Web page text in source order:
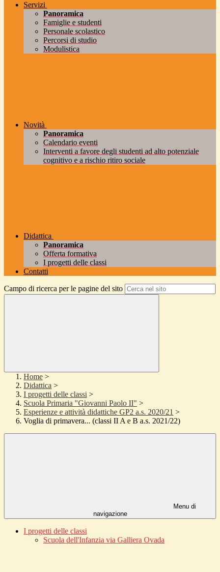
Servizi
Panoramica
Famiglie e studenti
Personale scolastico
Percorsi di studio
Modulistica
Novità
Panoramica
Calendario eventi
Interventi a favore degli studenti ad alto potenziale
cognitivo e a rischio ritiro sociale
Didattica
Panoramica
Offerta formativa
I progetti delle classi
Contatti
Campo di ricerca per le pagine del sito
Home >
Didattica >
I progetti delle classi >
Scuola Primaria "Giovanni Paolo II" >
Esperienze e attività didattiche GP2 a.s. 2020/21 >
Voglia di primavera... (classi II A e B a.s. 2021/22)
Menu di
navigazione
I progetti delle classi
Scuola dell'Infanzia via Galliera Ovada